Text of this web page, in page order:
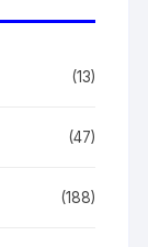
(13)
(47)
(188)